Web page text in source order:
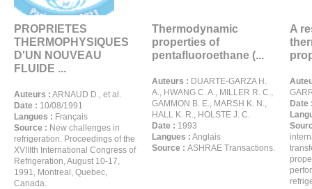
PROPRIETES
THERMOPHYSIQUES
D'UN NOUVEAU
FLUIDE ...
Auteurs : ARNAUD D., et al.
Date : 10/08/1991
Langues : Français
Source : New challenges in
refrigeration. Proceedings of the
XVIIIth International Congress of
Refrigeration, August 10-17,
1991, Montreal, Quebec,
Canada.
Thermodynamic
properties of
pentafluoroethane (...
Auteurs : DUARTE-GARZA H.
A., HWANG C. A., MILLER R. C.,
GAMMON B. E., MARSH K. N.,
HALL K. R., HOLSTE J. C.
Date : 1993
Langues : Anglais
Source : ASHRAE Transactions.
A
Date